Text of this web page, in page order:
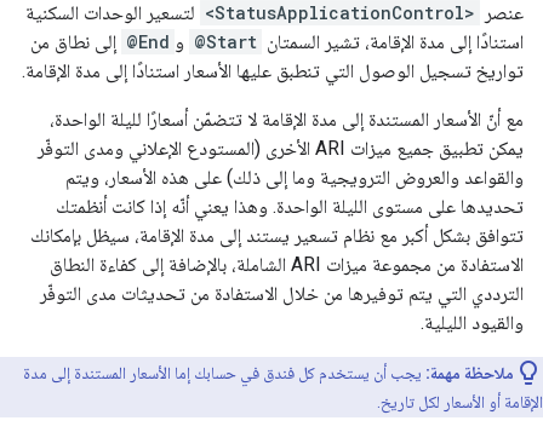
عنصر
<StatusApplicationControl> لتسعير الوحدات السكنية
استنادًا إلى مدة الإقامة، تشير السمتان @Start و @End إلى نطاق من
تواريخ تسجيل الوصول التي تنطبق عليها الأسعار استنادًا إلى مدة الإقامة.
مع أنّ الأسعار المستندة إلى مدة الإقامة لا تتضمّن أسعارًا لليلة الواحدة،
يمكن تطبيق جميع ميزات ARI الأخرى (المستودع الإعلاني ومدى التوفّر
والقواعد والعروض الترويجية وما إلى ذلك) على هذه الأسعار، ويتم
تحديدها على مستوى الليلة الواحدة. وهذا يعني أنّه إذا كانت أنظمتك
تتوافق بشكل أكبر مع نظام تسعير يستند إلى مدة الإقامة، سيظل بإمكانك
الاستفادة من مجموعة ميزات ARI الشاملة، بالإضافة إلى كفاءة النطاق
الترددي التي يتم توفيرها من خلال الاستفادة من تحديثات مدى التوفّر
والقيود الليلية.
ملاحظة مهمة: يجب أن يستخدم كل فندق في حسابك إما الأسعار المستندة إلى مدة
الإقامة أو الأسعار لكل تاريخ.